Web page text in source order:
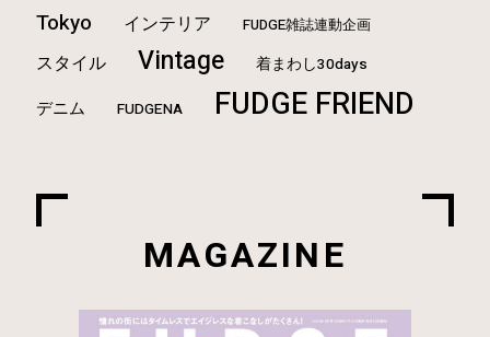
Tokyo インテリア FUDGE雑誌連動企画
スタイル Vintage 着まわし30days
デニム FUDGENA FUDGE FRIEND
MAGAZINE